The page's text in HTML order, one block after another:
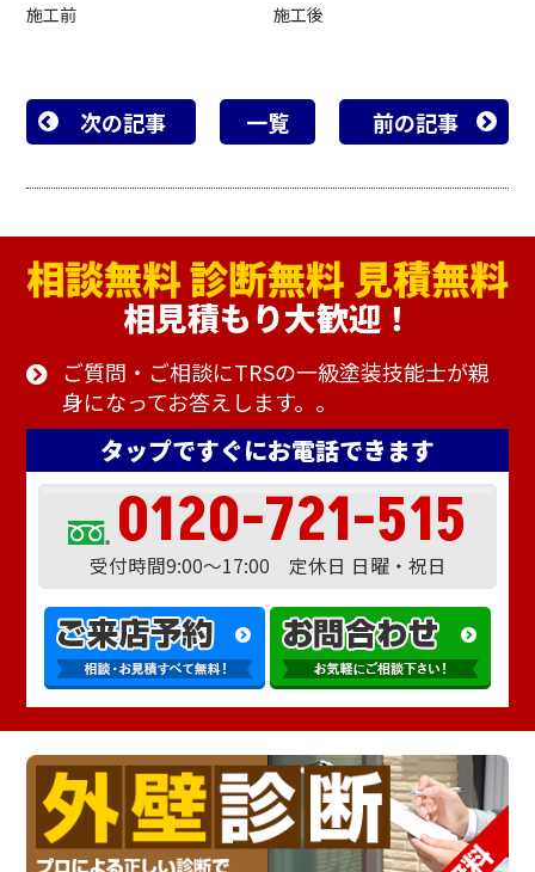
施工前 施工後
次の記事 一覧 前の記事
相見積もり大歓迎！
ご質問・ご相談にTRSの一級塗装技能士が親
身になってお答えします。。
タップですぐにお電話できます
0120-721-515
受付時間9:00～17:00 定休日 日曜・祝日